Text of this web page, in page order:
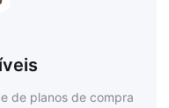
de planos de compra